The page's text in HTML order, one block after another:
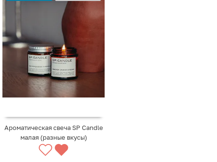
Ароматическая свеча SP Candle
малая (разные вкусы)